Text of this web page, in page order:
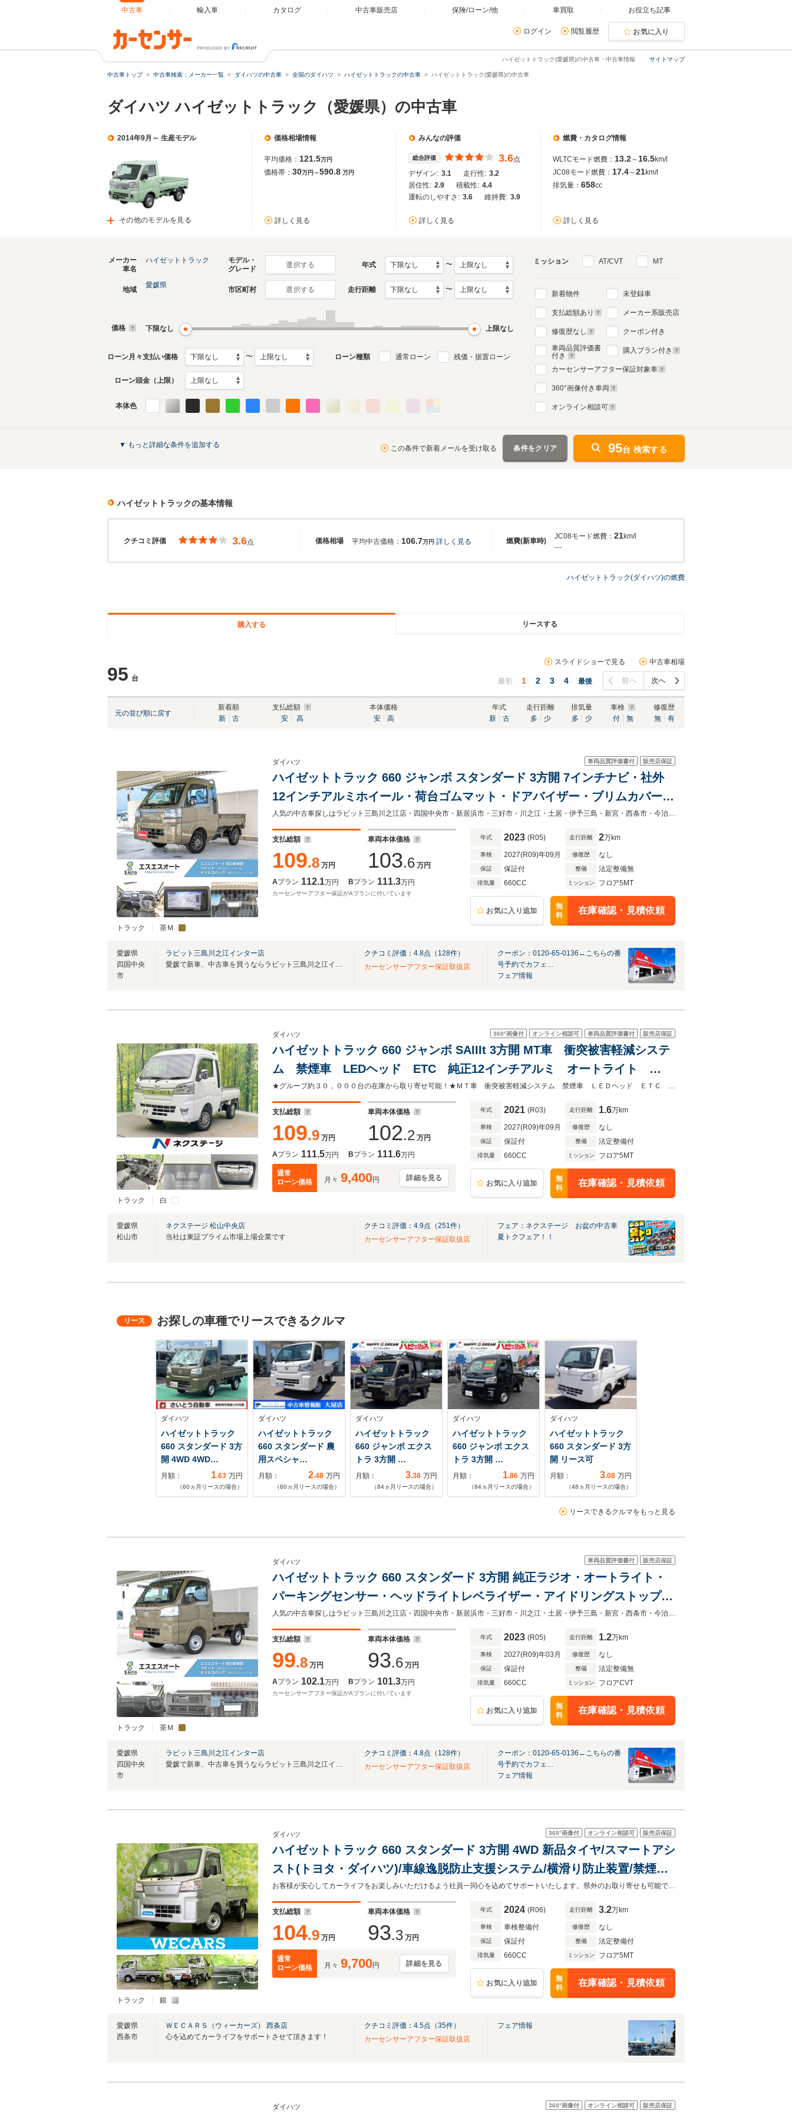
中古車 輸入車 カタログ 中古車販売店 保険/ローン/他 車買取 お役立ち記事
ログイン 閲覧履歴 お気に入り
サイトマップ
ハイゼットトラック(愛媛県)の中古車・中古車情報
中古車トップ 中古車検索：メーカー一覧 ダイハツの中古車 全国のダイハツ ハイゼットトラックの中古車 ハイゼットトラック(愛媛県)の中古車
ダイハツ ハイゼットトラック（愛媛県）の中古車
2014年9月～ 生産モデル
その他のモデルを見る
価格相場情報
平均価格： 121.5万円
価格帯： 30万円～590.8 万円
詳しく見る
みんなの評価
総合評価 3.6点
デザイン: 3.1 走行性: 3.2
居住性: 2.9 積載性: 4.4
運転のしやすさ: 3.6 維持費: 3.9
詳しく見る
燃費・カタログ情報
WLTCモード燃費： 13.2～ 16.5km/l
JC08モード燃費： 17.4～21km/l
排気量： 658cc
詳しく見る
2004年12月～2014年8月
生産モデル
生産モデル
ハイゼットトラックのカタログを見る
メーカー
車名
ハイゼットトラック
モデル・
グレード
選択する 年式 〜
地域
愛媛県
市区町村 選択する 走行距離 〜
価格 下限なし 上限なし
ローン月々支払い価格 〜 ローン種類 通常ローン 残価・据置ローン
ローン頭金（上限）
本体色
ミッション AT/CVT MT
新着物件
支払総額あり
修復歴なし
車両品質評価書
付き
未登録車
メーカー系販売店
クーポン付き
購入プラン付き
カーセンサーアフター保証対象車
360°画像付き車両
オンライン相談可
▼ もっと詳細な条件を追加する この条件で新着メールを受け取る 条件をクリア 95台 検索する
ハイゼットトラックの基本情報
クチコミ評価 価格相場 燃費(新車時)
3.6点 平均中古価格： 106.7万円 詳しく見る
JC08モード燃費： 21km/l
---
ハイゼットトラック(ダイハツ)の燃費
購入する リースする
95 台
スライドショーで見る 中古車相場
最初 1 2 3 4 最後 前へ 次へ
元の並び順に戻す
新着順
新
古
支払総額
安
高
本体価格
安
高
年式
新
古
走行距離
多
少
排気量
多
少
車検
付
無
修復歴
無
有
トラック 茶Ｍ
車両品質評価書付 販売店保証
ダイハツ
ハイゼットトラック 660 ジャンボ スタンダード 3方開 7インチナビ・社外
12インチアルミホイール・荷台ゴムマット・ドアバイザー・ブリムカバー・
パーキングセンサー・ヘッドライトレベライザー・オートライト・オートハ
イビーム・ワンオーナー
人気の中古車探しはラビット三島川之江店・四国中央市・新居浜市・三好市・川之江・土居・伊予三島・新宮・西条市・今治市・観音寺市・三豊市・愛媛・ラビット三島川之江インター店
支払総額
109.8 万円
車両本体価格
103.6 万円
Aプラン 112.1万円 Bプラン 111.3万円
カーセンサーアフター保証がAプランに付いています
年式 2023 (R05) 走行距離 2万km
車検 2027(R09)年09月 修復歴 なし
保証 保証付 整備 法定整備無
排気量 660CC ミッション フロア5MT
お気に入り追加
無
料
在庫確認・見積依頼
愛媛県
四国中央
市
ラビット三島川之江インター店
愛媛で新車、中古車を買うならラビット三島川之江インター店へ！川之江インターすぐ♪
クチコミ評価： 4.8点（ 128件）
カーセンサーアフター保証取扱店
クーポン：0120-65-0136←こちらの番
号予約でカフェ…
フェア情報
トラック 白
360°画像付 オンライン相談可 車両品質評価書付 販売店保証
ダイハツ
ハイゼットトラック 660 ジャンボ SAIIIt 3方開 MT車 衝突被害軽減システ
ム 禁煙車 LEDヘッド ETC 純正12インチアルミ オートライト
CD LEDフォグ
★グループ約３０，０００台の在庫から取り寄せ可能！★ＭＴ車 衝突被害軽減システム 禁煙車 ＬＥＤヘッド ＥＴＣ 純正１２インチアルミ オートライト ＣＤ
支払総額
109.9 万円
車両本体価格
102.2 万円
Aプラン 111.5万円 Bプラン 111.6万円
通常
ローン価格
月々 9,400円 詳細を見る
年式 2021 (R03) 走行距離 1.6万km
車検 2027(R09)年09月 修復歴 なし
保証 保証付 整備 法定整備付
排気量 660CC ミッション フロア5MT
お気に入り追加
無
料
在庫確認・見積依頼
愛媛県
松山市
ネクステージ 松山中央店
当社は東証プライム市場上場企業です
クチコミ評価： 4.9点（251件）
カーセンサーアフター保証取扱店
フェア：ネクステージ お盆の中古車
夏トクフェア！！
お探しの車種でリースできるクルマ
ダイハツ
ハイゼットトラック
660 スタンダード 3方
開 4WD 4WD…
月額： 1.63 万円
（60ヵ月リースの場合）
ダイハツ
ハイゼットトラック
660 スタンダード 農
用スペシャ…
月額： 2.48 万円
（60ヵ月リースの場合）
ダイハツ
ハイゼットトラック
660 ジャンボ エクス
トラ 3方開 …
月額： 3.38 万円
（84ヵ月リースの場合）
ダイハツ
ハイゼットトラック
660 ジャンボ エクス
トラ 3方開 …
月額： 1.86 万円
（84ヵ月リースの場合）
ダイハツ
ハイゼットトラック
660 スタンダード 3方
開 リース可
月額： 3.08 万円
（48 ヵ月リースの場合）
リースできるクルマをもっと見る
トラック 茶Ｍ
車両品質評価書付 販売店保証
ダイハツ
ハイゼットトラック 660 スタンダード 3方開 純正ラジオ・オートライト・
パーキングセンサー・ヘッドライトレベライザー・アイドリングストップ・
ドアバイザー・ゴムマット・ABS・エアコン・パワステ・スペアキー有り
支払総額
99.8 万円
車両本体価格
93.6 万円
Aプラン 102.1万円 Bプラン 101.3万円
カーセンサーアフター保証がAプランに付いています
年式 2023 (R05) 走行距離 1.2万km
車検 2027(R09)年03月 修復歴 なし
保証 保証付 整備 法定整備無
排気量 660CC ミッション フロアCVT
お気に入り追加
無
料
在庫確認・見積依頼
愛媛県
四国中央
市
ラビット三島川之江インター店
クチコミ評価： 4.8点（ 128件）
カーセンサーアフター保証取扱店
クーポン：0120-65-0136←こちらの番
号予約でカフェ…
フェア情報
トラック 銀
360°画像付 オンライン相談可 販売店保証
ダイハツ
ハイゼットトラック 660 スタンダード 3方開 4WD 新品タイヤ/スマートアシ
スト(トヨタ・ダイハツ)/車線逸脱防止支援システム/横滑り防止装置/禁煙車/
エアバッグ 運転席/パワーステアリング/オートライト/ワンオーナー/マニュ
アルエアコン
支払総額
104.9 万円
車両本体価格
93.3 万円
通常
ローン価格
月々 9,700円 詳細を見る
年式 2024 (R06) 走行距離 3.2万km
車検 車検整備付 修復歴 なし
保証 保証付 整備 法定整備付
排気量 660CC ミッション フロア5MT
お気に入り追加
無
料
在庫確認・見積依頼
愛媛県
西条市
ＷＥＣＡＲＳ（ウィーカーズ） 西条店
心を込めてカーライフをサポートさせて頂きます！
クチコミ評価： 4.5点（35件）
カーセンサーアフター保証取扱店
フェア情報
360°画像付 オンライン相談可 販売店保証
ダイハツ